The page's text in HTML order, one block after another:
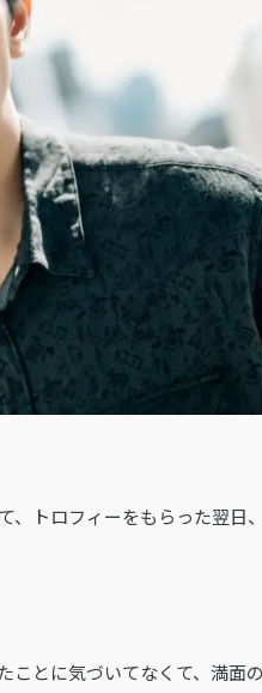
トロフィーをもらった翌日
とに気づいてなくて、満面